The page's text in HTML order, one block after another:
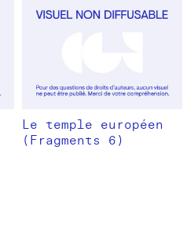
Le temple européen
(Fragments 6)